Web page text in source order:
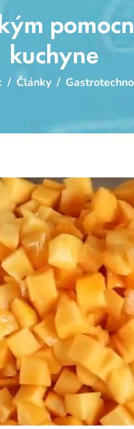
kuchyne
/ Články /